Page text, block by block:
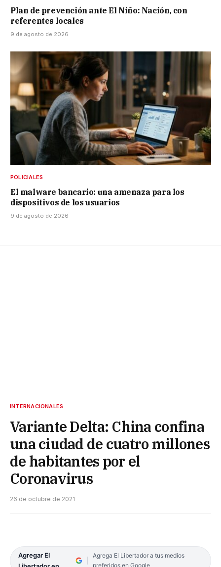
Plan de prevención ante El Niño: Nación, con
referentes locales
9 de agosto de 2026
POLICIALES
El malware bancario: una amenaza para los
dispositivos de los usuarios
9 de agosto de 2026
INTERNACIONALES
Variante Delta: China confina
una ciudad de cuatro millones
de habitantes por el
Coronavirus
26 de octubre de 2021
Agregar El
Agrega El Libertador a tus medios
preferidos en Google